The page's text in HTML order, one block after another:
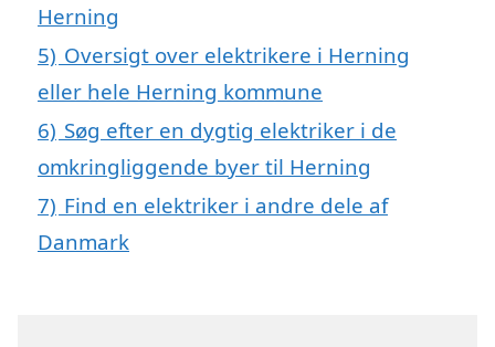
Herning
5) Oversigt over elektrikere i Herning
eller hele Herning kommune
6) Søg efter en dygtig elektriker i de
omkringliggende byer til Herning
7) Find en elektriker i andre dele af
Danmark